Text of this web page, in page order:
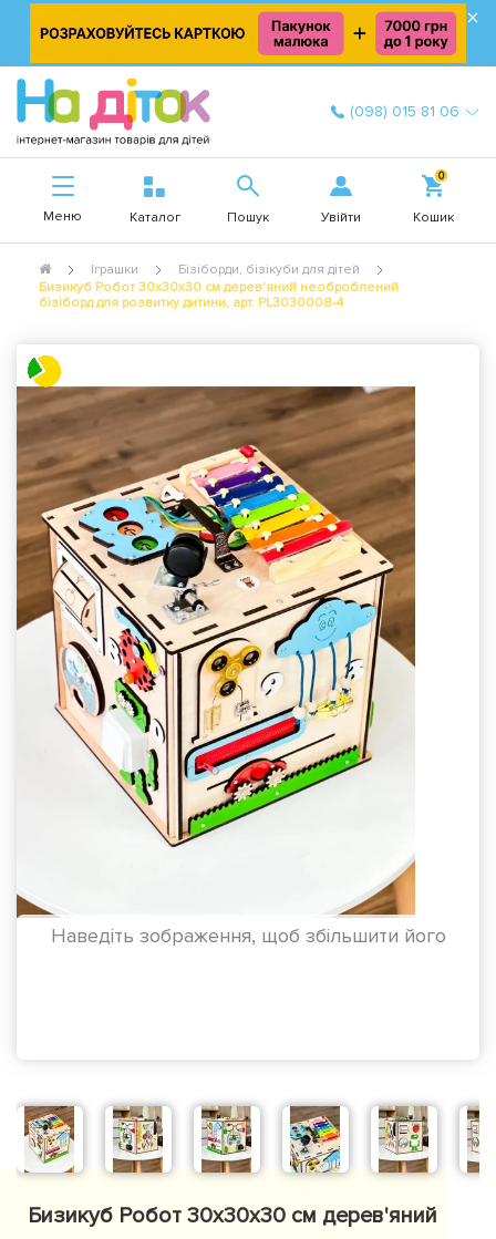
×
(098) 015 81 06
Меню Каталог Пошук Увійти
0
Кошик
Іграшки
Бізіборди, бізікуби для дітей
Бизикуб Робот 30x30x30 см дерев'яний необроблений
бізіборд для розвитку дитини, арт. PL3030008-4
Наведіть зображення, щоб збільшити його
Бизикуб Робот 30x30x30 см дерев'яний